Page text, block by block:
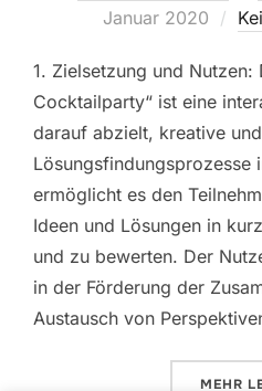
Januar 2020
1. Zielsetzung und Nutzen:
Cocktailparty“ ist eine
darauf abzielt, kreative
Lösungsfindungsprozesse
ermöglicht es den
Ideen und Lösungen in
und zu bewerten. Der
in der Förderung der
Austausch von
MEHR